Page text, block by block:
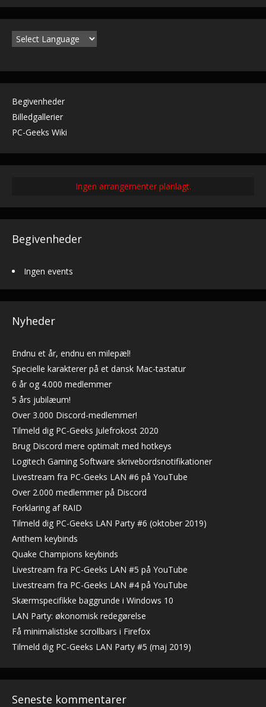
Begivenheder
Billedgallerier
PC-Geeks Wiki
Ingen arrangementer planlagt.
Begivenheder
Ingen events
Nyheder
Endnu et år, endnu en milepæl!
Specielle karakterer på et dansk Mac-tastatur
6 år og 4.000 medlemmer
5 års jubilæum!
Over 3.000 Discord-medlemmer!
Tilmeld dig PC-Geeks Julefrokost 2020
Brug Discord mere optimalt med hotkeys
Logitech Gaming Software skrivebordsnotifikationer
Livestream fra PC-Geeks LAN #6 på YouTube
Over 2.000 medlemmer på Discord
Forklaring af RAID
Tilmeld dig PC-Geeks LAN Party #6 (oktober 2019)
Anthem keybinds
Quake Champions keybinds
Livestream fra PC-Geeks LAN #5 på YouTube
Livestream fra PC-Geeks LAN #4 på YouTube
Skærmspecifikke baggrunde i Windows 10
LAN Party: økonomisk redegørelse
Få minimalistiske scrollbars i Firefox
Tilmeld dig PC-Geeks LAN Party #5 (maj 2019)
Seneste kommentarer